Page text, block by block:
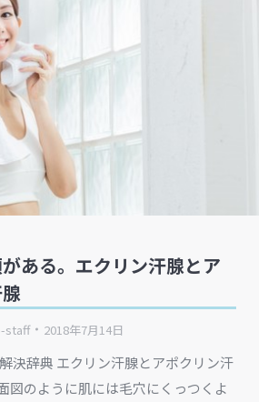
ある。エクリン汗腺とア
staff 2018年7月14日
決辞典 エクリン汗腺とアポクリン汗
図のように肌には毛穴にくっつくよ